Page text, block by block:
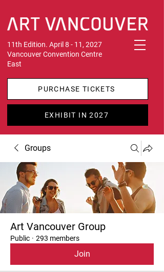
11th Edition. April 8 - 11, 2027
Vancouver Convention Centre
East
PURCHASE TICKETS
EXHIBIT IN 2027
Groups
Art Vancouver Group
Public · 293 members
Join